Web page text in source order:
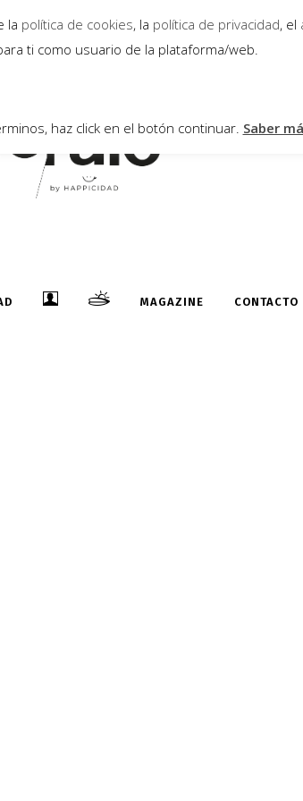
MAGAZINE CONTACTO
la política de cookies, la política de privacidad, el
ti como usuario de la plataforma/web.
haz click en el botón continuar. Saber